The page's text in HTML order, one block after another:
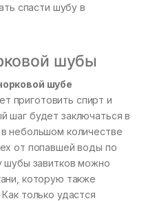
спасти шубу в
шубы
шубе
приготовить спирт и
шаг будет заключаться в
небольшом количестве
от попавшей воды по
шубы завитков можно
которую также
только удастся